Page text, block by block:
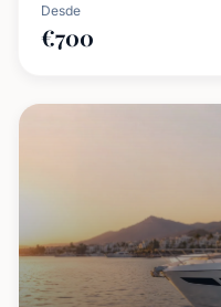
Desde
€700